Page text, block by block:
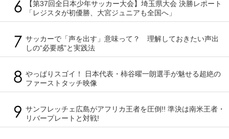
【第37回全日本少年サッカー大会】埼玉県大会 決勝レポート
「レジスタが初優勝、大宮ジュニアも全国へ」
サッカーで「声を出す」意味って？ 理解しておきたい声出
しの“必要感”と実践法
やっぱりスゴイ！ 日本代表・柿谷曜一朗選手が魅せる超絶の
ファーストタッチ映像
サンフレッチェ広島がアフリカ王者を圧倒!! 準決は南米王者・
リバープレートと対戦!